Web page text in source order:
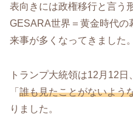
表向きには政権移行と言う
GESARA世界＝黄金時代の
来事が多くなってきました。
トランプ大統領は12月12
「 誰も見たことがないよう
りました。